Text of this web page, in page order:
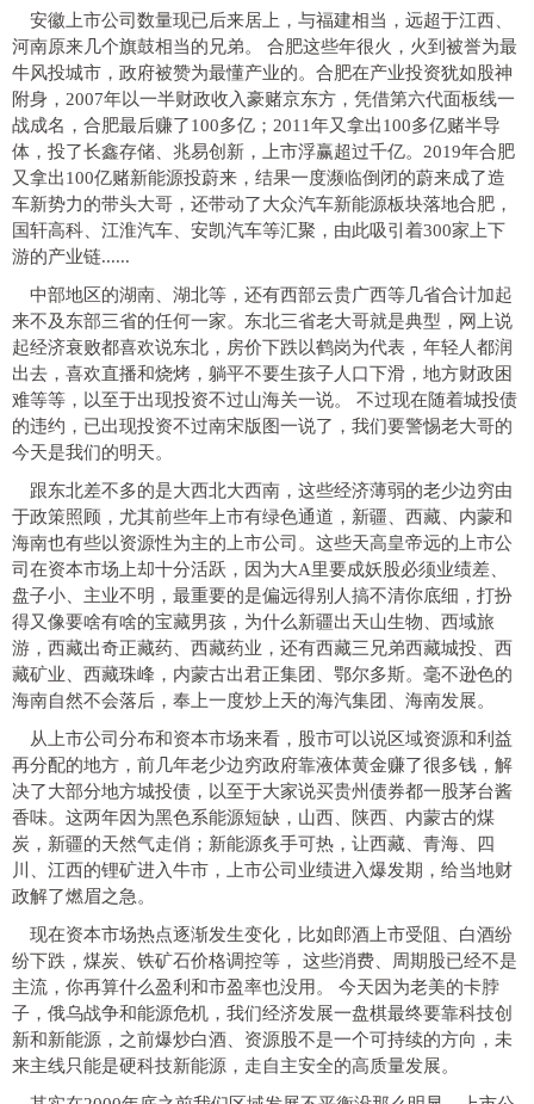
安徽上市公司数量现已后来居上，与福建相当，远超于江西、
河南原来几个旗鼓相当的兄弟。 合肥这些年很火，火到被誉为最
牛风投城市，政府被赞为最懂产业的。合肥在产业投资犹如股神
附身，2007年以一半财政收入豪赌京东方，凭借第六代面板线一
战成名，合肥最后赚了100多亿；2011年又拿出100多亿赌半导
体，投了长鑫存储、兆易创新，上市浮赢超过千亿。2019年合肥
又拿出100亿赌新能源投蔚来，结果一度濒临倒闭的蔚来成了造
车新势力的带头大哥，还带动了大众汽车新能源板块落地合肥，
国轩高科、江淮汽车、安凯汽车等汇聚，由此吸引着300家上下
游的产业链......
中部地区的湖南、湖北等，还有西部云贵广西等几省合计加起
来不及东部三省的任何一家。东北三省老大哥就是典型，网上说
起经济衰败都喜欢说东北，房价下跌以鹤岗为代表，年轻人都润
出去，喜欢直播和烧烤，躺平不要生孩子人口下滑，地方财政困
难等等，以至于出现投资不过山海关一说。 不过现在随着城投债
的违约，已出现投资不过南宋版图一说了，我们要警惕老大哥的
今天是我们的明天。
跟东北差不多的是大西北大西南，这些经济薄弱的老少边穷由
于政策照顾，尤其前些年上市有绿色通道，新疆、西藏、内蒙和
海南也有些以资源性为主的上市公司。这些天高皇帝远的上市公
司在资本市场上却十分活跃，因为大A里要成妖股必须业绩差、
盘子小、主业不明，最重要的是偏远得别人搞不清你底细，打扮
得又像要啥有啥的宝藏男孩，为什么新疆出天山生物、西域旅
游，西藏出奇正藏药、西藏药业，还有西藏三兄弟西藏城投、西
藏矿业、西藏珠峰，内蒙古出君正集团、鄂尔多斯。毫不逊色的
海南自然不会落后，奉上一度炒上天的海汽集团、海南发展。
从上市公司分布和资本市场来看，股市可以说区域资源和利益
再分配的地方，前几年老少边穷政府靠液体黄金赚了很多钱，解
决了大部分地方城投债，以至于大家说买贵州债券都一股茅台酱
香味。这两年因为黑色系能源短缺，山西、陕西、内蒙古的煤
炭，新疆的天然气走俏；新能源炙手可热，让西藏、青海、四
川、江西的锂矿进入牛市，上市公司业绩进入爆发期，给当地财
政解了燃眉之急。
现在资本市场热点逐渐发生变化，比如郎酒上市受阻、白酒纷
纷下跌，煤炭、铁矿石价格调控等， 这些消费、周期股已经不是
主流，你再算什么盈利和市盈率也没用。 今天因为老美的卡脖
子，俄乌战争和能源危机，我们经济发展一盘棋最终要靠科技创
新和新能源，之前爆炒白酒、资源股不是一个可持续的方向，未
来主线只能是硬科技新能源，走自主安全的高质量发展。